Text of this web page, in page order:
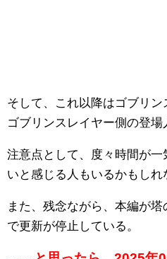
そして、これ以降はゴブリ
ゴブリンスレイヤー側の登場
注意点として、度々時間が
いと感じる人もいるかもしれ
また、残念ながら、本編が
で更新が停止している。